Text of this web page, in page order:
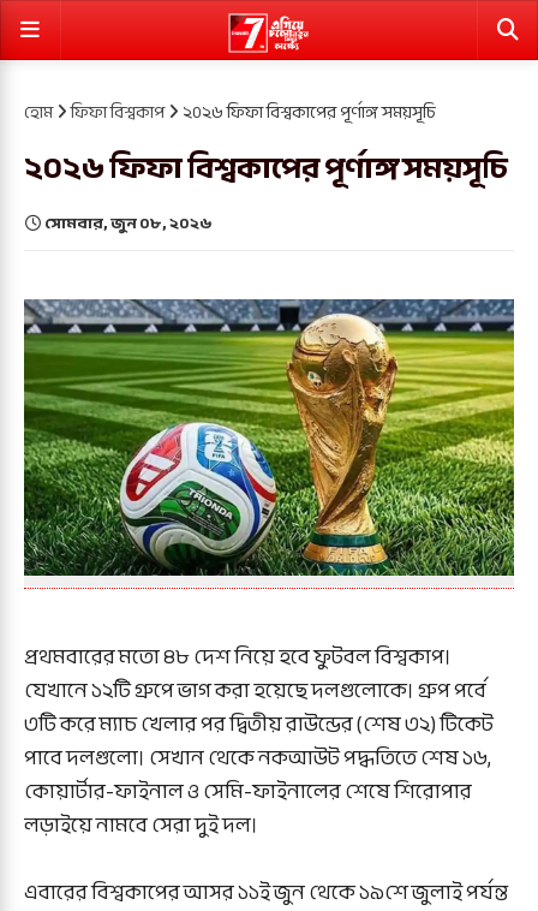
হোম ফিফা বিশ্বকাপ ২০২৬ ফিফা বিশ্বকাপের পূর্ণাঙ্গ সময়সূচি
২০২৬ ফিফা বিশ্বকাপের পূর্ণাঙ্গ সময়সূচি
সোমবার, জুন ০৮, ২০২৬
প্রথমবারের মতো ৪৮ দেশ নিয়ে হবে ফুটবল বিশ্বকাপ।
যেখানে ১২টি গ্রুপে ভাগ করা হয়েছে দলগুলোকে। গ্রুপ পর্বে
৩টি করে ম্যাচ খেলার পর দ্বিতীয় রাউন্ডের (শেষ ৩২) টিকেট
পাবে দলগুলো। সেখান থেকে নকআউট পদ্ধতিতে শেষ ১৬,
কোয়ার্টার-ফাইনাল ও সেমি-ফাইনালের শেষে শিরোপার
লড়াইয়ে নামবে সেরা দুই দল।
এবারের বিশ্বকাপের আসর ১১ই জুন থেকে ১৯শে জুলাই পর্যন্ত